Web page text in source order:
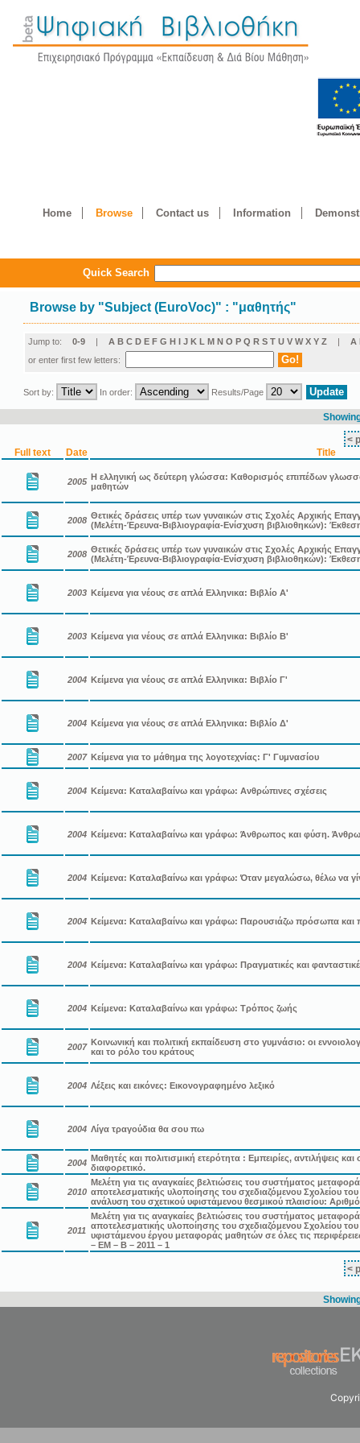
Home Browse Contact us Information
Quick Search
Browse by "Subject (EuroVoc)" : "μαθητής"
Jump to: 0-9 | A B C D E F G H I J K L M N O P Q R S T U V W X Y Z | Α
or enter first few letters:
Sort by: In order: Results/Page
<
Full text
Date Title
2005 Η ελληνική ως δεύτερη γλώσσα: Καθορισμός επιπέδων
μαθητών
2008 Θετικές δράσεις υπέρ των γυναικών στις Σχολές Αρχικής
(Μελέτη-Έρευνα-Βιβλιογραφία-Ενίσχυση βιβλιοθηκών):
2008 Θετικές δράσεις υπέρ των γυναικών στις Σχολές Αρχικής
(Μελέτη-Έρευνα-Βιβλιογραφία-Ενίσχυση βιβλιοθηκών): Έκθεση
2003 Κείμενα για νέους σε απλά Ελληνικα: Βιβλίο Α'
2003 Κείμενα για νέους σε απλά Ελληνικα: Βιβλίο Β'
2004 Κείμενα για νέους σε απλά Ελληνικα: Βιβλίο Γ'
2004 Κείμενα για νέους σε απλά Ελληνικα: Βιβλίο Δ'
2007 Κείμενα για το μάθημα της λογοτεχνίας: Γ' Γυμνασίου
2004 Κείμενα: Καταλαβαίνω και γράφω: Ανθρώπινες σχέσεις
2004 Κείμενα: Καταλαβαίνω και γράφω: Άνθρωπος και φύση.
2004 Κείμενα: Καταλαβαίνω και γράφω: Όταν μεγαλώσω, θέλω να
2004 Κείμενα: Καταλαβαίνω και γράφω: Παρουσιάζω πρόσωπα και
2004 Κείμενα: Καταλαβαίνω και γράφω: Πραγματικές και
2004 Κείμενα: Καταλαβαίνω και γράφω: Τρόπος ζωής
2007 Κοινωνική και πολιτική εκπαίδευση στο γυμνάσιο: οι
και το ρόλο του κράτους
2004 Λέξεις και εικόνες: Εικονογραφημένο λεξικό
2004 Λίγα τραγούδια θα σου πω
2004 Μαθητές και πολιτισμική ετερότητα : Εμπειρίες, αντιλήψεις
διαφορετικό.
2010
Μελέτη για τις αναγκαίες βελτιώσεις του συστήματος
αποτελεσματικής υλοποίησης του σχεδιαζόμενου Σχολείου
ανάλυση του σχετικού υφιστάμενου θεσμικού πλαισίου:
2011
Μελέτη για τις αναγκαίες βελτιώσεις του συστήματος
αποτελεσματικής υλοποίησης του σχεδιαζόμενου Σχολείου
υφιστάμενου έργου μεταφοράς μαθητών σε όλες τις
– ΕΜ – Β – 2011 – 1
<